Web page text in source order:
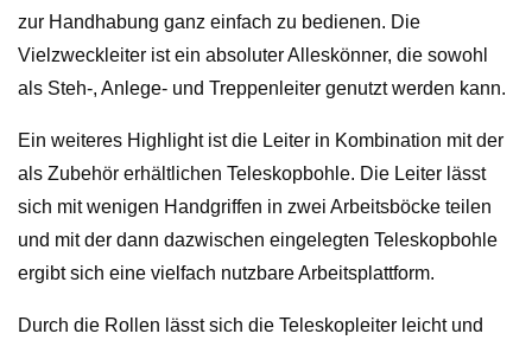
zur Handhabung ganz einfach zu bedienen. Die
Vielzweckleiter ist ein absoluter Alleskönner, die sowohl
als Steh-, Anlege- und Treppenleiter genutzt werden kann.
Ein weiteres Highlight ist die Leiter in Kombination mit der
als Zubehör erhältlichen Teleskopbohle. Die Leiter lässt
sich mit wenigen Handgriffen in zwei Arbeitsböcke teilen
und mit der dann dazwischen eingelegten Teleskopbohle
ergibt sich eine vielfach nutzbare Arbeitsplattform.
Durch die Rollen lässt sich die Teleskopleiter leicht und